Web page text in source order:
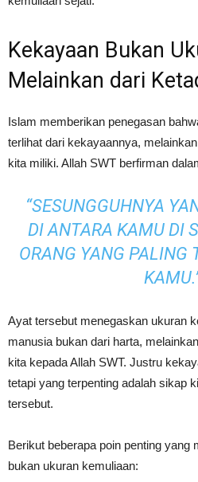
Kekayaan Bukan
Melainkan dari
Islam memberikan penegasan
terlihat dari kekayaannya,
kita miliki. Allah SWT berfirman
“SESUNGGUHNYA
DI ANTARA KAMU DI
ORANG YANG PALING
Ayat tersebut menegaskan ukuran
manusia bukan dari harta,
kita kepada Allah SWT. Justru
tetapi yang terpenting adalah sikap
tersebut.
Berikut beberapa poin penting yang
bukan ukuran kemuliaan: